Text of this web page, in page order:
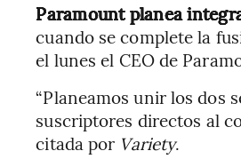
Paramount planea
cuando se complete la
el lunes el CEO de
“Planeamos unir los dos
suscriptores directos al
citada por Variety.